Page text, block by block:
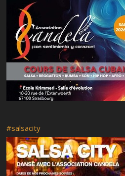
#salsacity